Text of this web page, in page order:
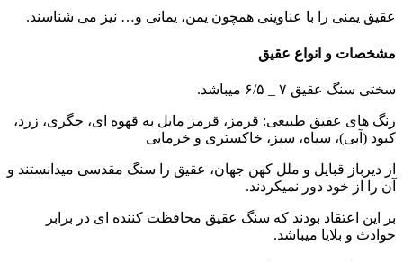
عقیق یمنی را با عناوینی همچون یمن، یمانی و… نیز می شناسند.
مشخصات و انواع عقیق
سختی سنگ عقیق ٧ _ ۶/۵ میباشد.
رنگ های عقیق طبیعی: قرمز، قرمز مایل به قهوه ای، جگری، زرد،
کبود (آبی)، سیاه، سبز، خاکستری و خرمایی
از دیرباز قبایل و ملل کهن جهان، عقیق را سنگ مقدسی میدانستند و
آن را از خود دور نمیکردند.
بر این اعتقاد بودند که سنگ عقیق محافظت کننده ای در برابر
حوادث و بلایا میباشد.